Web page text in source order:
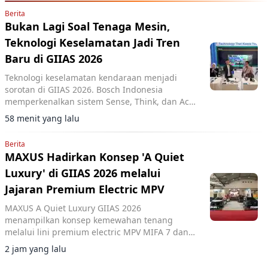
Berita
Bukan Lagi Soal Tenaga Mesin,
Teknologi Keselamatan Jadi Tren
Baru di GIIAS 2026
Teknologi keselamatan kendaraan menjadi
sorotan di GIIAS 2026. Bosch Indonesia
memperkenalkan sistem Sense, Think, dan Act
yang membantu pengemudi.
58 menit yang lalu
Berita
MAXUS Hadirkan Konsep 'A Quiet
Luxury' di GIIAS 2026 melalui
Jajaran Premium Electric MPV
MAXUS A Quiet Luxury GIIAS 2026
menampilkan konsep kemewahan tenang
melalui lini premium electric MPV MIFA 7 dan
MIFA 9 di ICE BSD City.
2 jam yang lalu